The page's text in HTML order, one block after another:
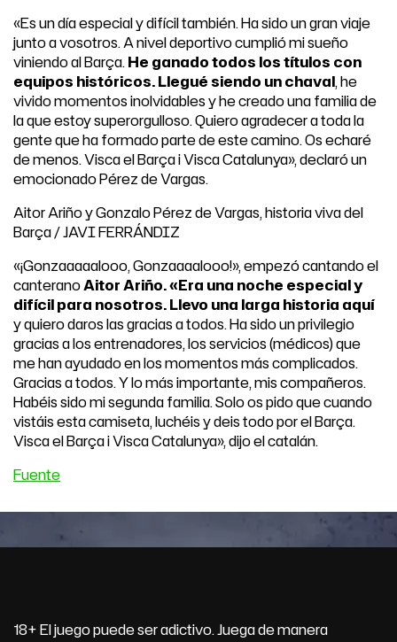
«Es un día especial y difícil también. Ha sido un gran viaje
junto a vosotros. A nivel deportivo cumplió mi sueño
viniendo al Barça.He ganado todos los títulos con
equipos históricos. Llegué siendo un chaval, he
vivido momentos inolvidables y he creado una familia de
la que estoy superorgulloso. Quiero agradecer a toda la
gente que ha formado parte de este camino. Os echaré
de menos. Visca el Barça i Visca Catalunya», declaró un
emocionado Pérez de Vargas.
Aitor Ariño y Gonzalo Pérez de Vargas, historia viva del
Barça / JAVI FERRÁNDIZ
«¡Gonzaaaaalooo, Gonzaaaalooo!», empezó cantando el
canteranoAitor Ariño. «Era una noche especial y
difícil para nosotros. Llevo una larga historia aquí
y quiero daros las gracias a todos. Ha sido un privilegio
gracias a los entrenadores, los servicios (médicos) que
me han ayudado en los momentos más complicados.
Gracias a todos. Y lo más importante, mis compañeros.
Habéis sido mi segunda familia. Solo os pido que cuando
vistáis esta camiseta, luchéis y deis todo por el Barça.
Visca el Barça i Visca Catalunya», dijo el catalán.
Fuente
18+ El juego puede ser adictivo. Juega de manera